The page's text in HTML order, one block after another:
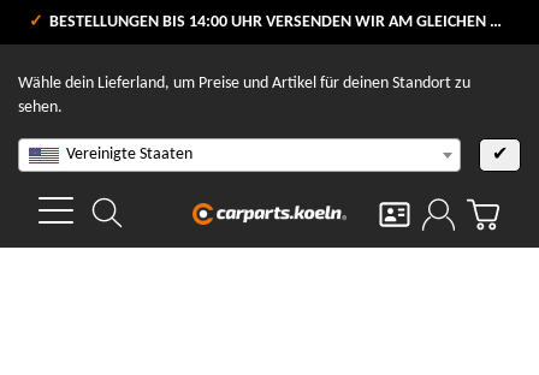
VERSANDKOSTENFREI AB 80 €
BESTELLUNGEN BIS 14:00 UHR VERSENDEN WIR AM GLEICHEN WERKTAG
Wähle dein Lieferland, um Preise und Artikel für deinen Standort zu
sehen.
Vereinigte Staaten ✔